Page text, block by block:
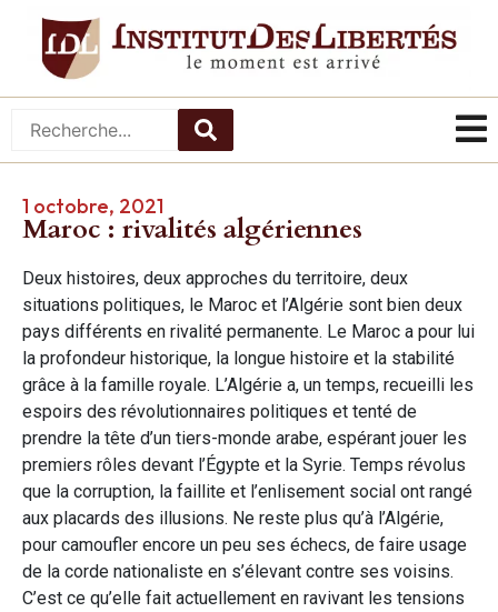
1 octobre, 2021
Maroc : rivalités algériennes
Deux histoires, deux approches du territoire, deux
situations politiques, le Maroc et l’Algérie sont bien deux
pays différents en rivalité permanente. Le Maroc a pour lui
la profondeur historique, la longue histoire et la stabilité
grâce à la famille royale. L’Algérie a, un temps, recueilli les
espoirs des révolutionnaires politiques et tenté de
prendre la tête d’un tiers-monde arabe, espérant jouer les
premiers rôles devant l’Égypte et la Syrie. Temps révolus
que la corruption, la faillite et l’enlisement social ont rangé
aux placards des illusions. Ne reste plus qu’à l’Algérie,
pour camoufler encore un peu ses échecs, de faire usage
de la corde nationaliste en s’élevant contre ses voisins.
C’est ce qu’elle fait actuellement en ravivant les tensions